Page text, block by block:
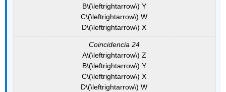
B\(\leftrightarrow\) Y
C\(\leftrightarrow\) W
D\(\leftrightarrow\) X
Coincidencia 24
A\(\leftrightarrow\) Z
B\(\leftrightarrow\) Y
C\(\leftrightarrow\) X
D\(\leftrightarrow\) W